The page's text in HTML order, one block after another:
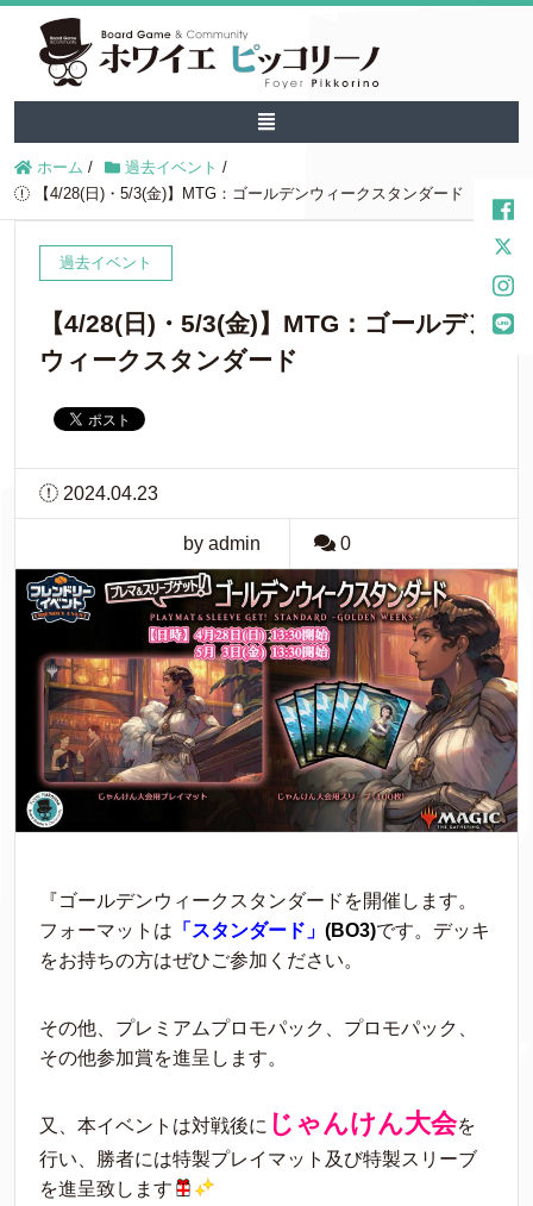
ホーム / 過去イベント /
【4/28(日)・5/3(金)】MTG：ゴールデンウィークスタンダード
過去イベント
【4/28(日)・5/3(金)】MTG：ゴールデン
ウィークスタンダード
2024.04.23
by admin 0
『ゴールデンウィークスタンダードを開催します。
フォーマットは 「スタンダード」 (BO3)です。デッキ
をお持ちの方はぜひご参加ください。
その他、プレミアムプロモパック、プロモパック、
その他参加賞を進呈します。
又、本イベントは対戦後に じゃんけん大会を
行い、勝者には特製プレイマット及び特製スリーブ
を進呈致します